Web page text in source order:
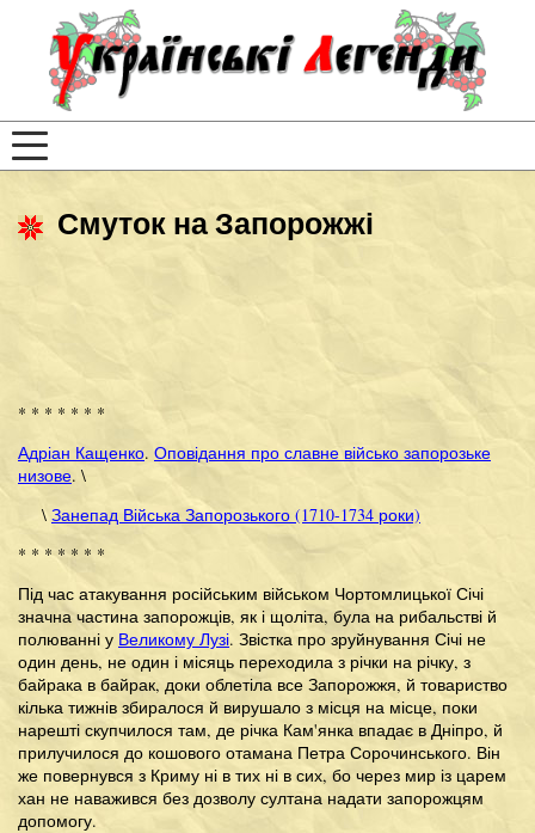
Смуток на Запорожжі
* * * * * * *
Адріан Кащенко. Оповідання про славне військо запорозьке
низове. \
\ Занепад Війська Запорозького (1710-1734 роки)
* * * * * * *
Під час атакування російським військом Чортомлицької Січі
значна частина запорожців, як і щоліта, була на рибальстві й
полюванні у Великому Лузі. Звістка про зруйнування Січі не
один день, не один і місяць переходила з річки на річку, з
байрака в байрак, доки облетіла все Запорожжя, й товариство
кілька тижнів збиралося й вирушало з місця на місце, поки
нарешті скупчилося там, де річка Кам'янка впадає в Дніпро, й
прилучилося до кошового отамана Петра Сорочинського. Він
же повернувся з Криму ні в тих ні в сих, бо через мир із царем
хан не наважився без дозволу султана надати запорожцям
допомогу.